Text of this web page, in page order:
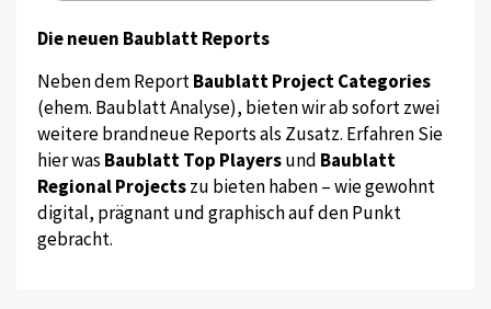
Die neuen Baublatt Reports
Neben dem ReportBaublatt Project Categories
(ehem. Baublatt Analyse), bieten wir ab sofort zwei
weitere brandneue Reports als Zusatz. Erfahren Sie
hier was Baublatt Top Playersund Baublatt
Regional Projectszu bieten haben – wie gewohnt
digital, prägnant und graphisch auf den Punkt
gebracht.